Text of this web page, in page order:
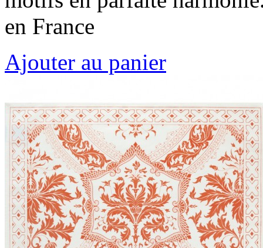
en France
Ajouter au panier